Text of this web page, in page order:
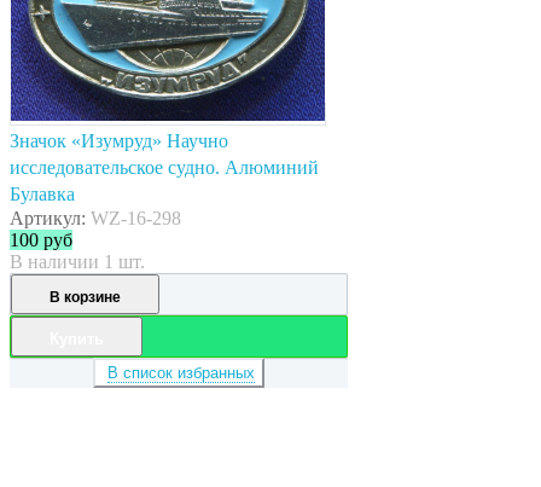
Значок «Изумруд» Научно
исследовательское судно. Алюминий
Булавка
Артикул: WZ-16-298
100 руб
В наличии 1 шт.
В корзине
В список избранных